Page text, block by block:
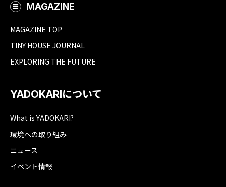
MAGAZINE
MAGAZINE TOP
TINY HOUSE JOURNAL
EXPLORING THE FUTURE
YADOKARIについて
What is YADOKARI?
環境への取り組み
ニュース
イベント情報